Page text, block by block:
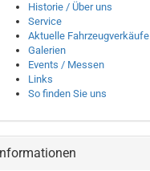
Historie / Über uns
Service
Aktuelle Fahrzeugverkäufe
Galerien
Events / Messen
Links
So finden Sie uns